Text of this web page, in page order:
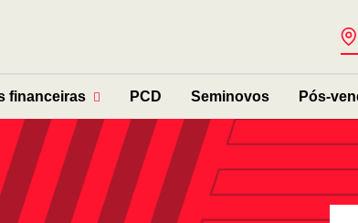
financeiras PCD Seminovos Pós-